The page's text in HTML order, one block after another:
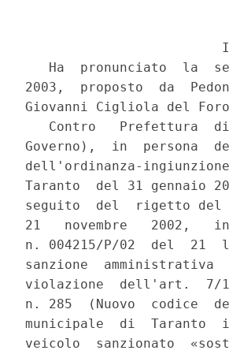
Ha  pronunciato  la
2003,  proposto  da
Giovanni Cigliola del
Contro   Prefettura
Governo),  in  persona
dell'ordinanza-
Taranto  del 31 gennaio
seguito  del  rigetto del
21   novembre   2002,
n. 004215/P/02  del  21
sanzione
violazione  dell'art.  7/
n. 285  (Nuovo  codice
municipale  di  Taranto
veicolo  sanzionato